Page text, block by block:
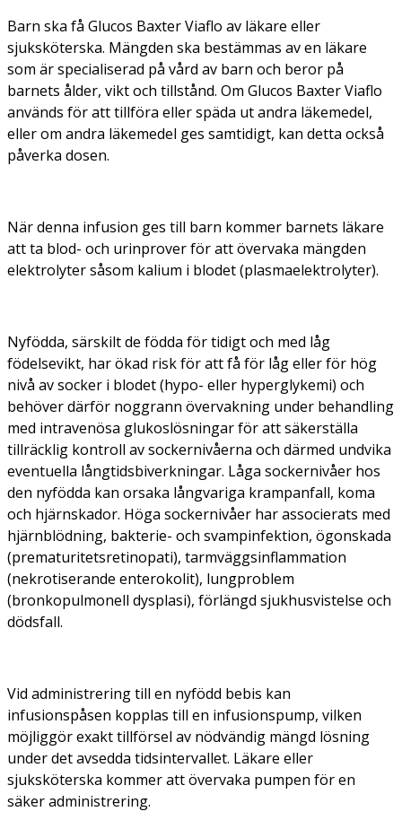
Barn ska få Glucos Baxter Viaflo av läkare eller
sjuksköterska. Mängden ska bestämmas av en läkare
som är specialiserad på vård av barn och beror på
barnets ålder, vikt och tillstånd. Om Glucos Baxter Viaflo
används för att tillföra eller späda ut andra läkemedel,
eller om andra läkemedel ges samtidigt, kan detta också
påverka dosen.
När denna infusion ges till barn kommer barnets läkare
att ta blod- och urinprover för att övervaka mängden
elektrolyter såsom kalium i blodet (plasmaelektrolyter).
Nyfödda, särskilt de födda för tidigt och med låg
födelsevikt, har ökad risk för att få för låg eller för hög
nivå av socker i blodet (hypo- eller hyperglykemi) och
behöver därför noggrann övervakning under behandling
med intravenösa glukoslösningar för att säkerställa
tillräcklig kontroll av sockernivåerna och därmed undvika
eventuella långtidsbiverkningar. Låga sockernivåer hos
den nyfödda kan orsaka långvariga krampanfall, koma
och hjärnskador. Höga sockernivåer har associerats med
hjärnblödning, bakterie- och svampinfektion, ögonskada
(prematuritetsretinopati), tarmväggsinflammation
(nekrotiserande enterokolit), lungproblem
(bronkopulmonell dysplasi), förlängd sjukhusvistelse och
dödsfall.
Vid administrering till en nyfödd bebis kan
infusionspåsen kopplas till en infusionspump, vilken
möjliggör exakt tillförsel av nödvändig mängd lösning
under det avsedda tidsintervallet. Läkare eller
sjuksköterska kommer att övervaka pumpen för en
säker administrering.